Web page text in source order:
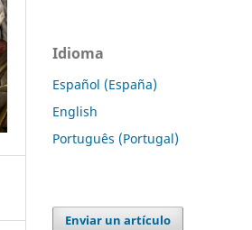
Idioma
Español (España)
English
Português (Portugal)
Enviar un artículo